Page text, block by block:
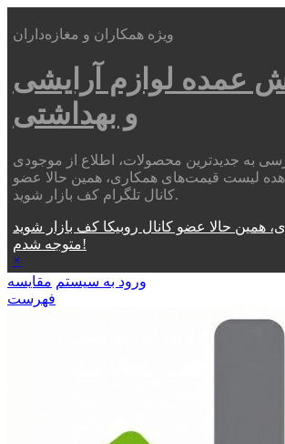
ویژه همکاران و مغازه‌داران
عمده لوازم آرایشی
و بهداشتی
به جدیدترین محصولات، اطلاع از موجودی
لیست قیمت‌های همکاری، همین حالا عضو
کانال تلگرام کف بازار شوید.
همین حالا عضو کانال روبیکا کف بازار شوید
متوجه شدم!
×
ورود به سیستم مقایسه
فهرست